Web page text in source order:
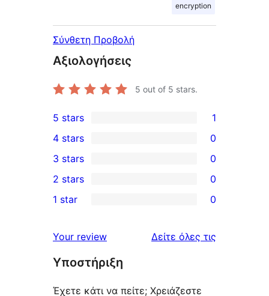
encryption
Σύνθετη Προβολή
Αξιολογήσεις
5 out of 5 stars.
1
5-
star
review
5 stars 1
4-
star
reviews
4 stars 0
0
3-
star
3 stars 0
2-
reviews
2 stars 0
star
reviews
1 star 0
Your review Δείτε όλες τις
Υποστήριξη
Έχετε κάτι να πείτε; Χρειάζεστε